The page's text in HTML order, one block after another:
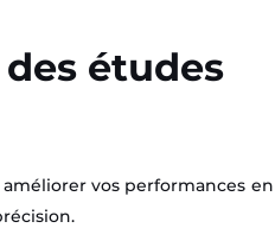
études
vos performances en